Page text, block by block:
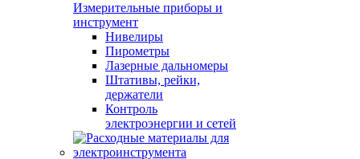
Измерительные приборы и
инструмент
Нивелиры
Пирометры
Лазерные дальномеры
Штативы, рейки,
держатели
Контроль
электроэнергии и сетей